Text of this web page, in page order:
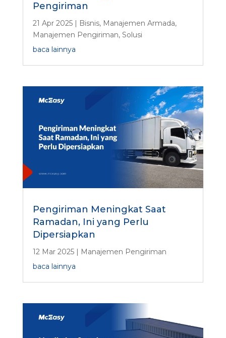
Pengiriman
21 Apr 2025| Bisnis, Manajemen Armada,
Manajemen Pengiriman, Solusi
baca lainnya
Pengiriman Meningkat Saat
Ramadan, Ini yang Perlu
Dipersiapkan
12 Mar 2025| Manajemen Pengiriman
baca lainnya